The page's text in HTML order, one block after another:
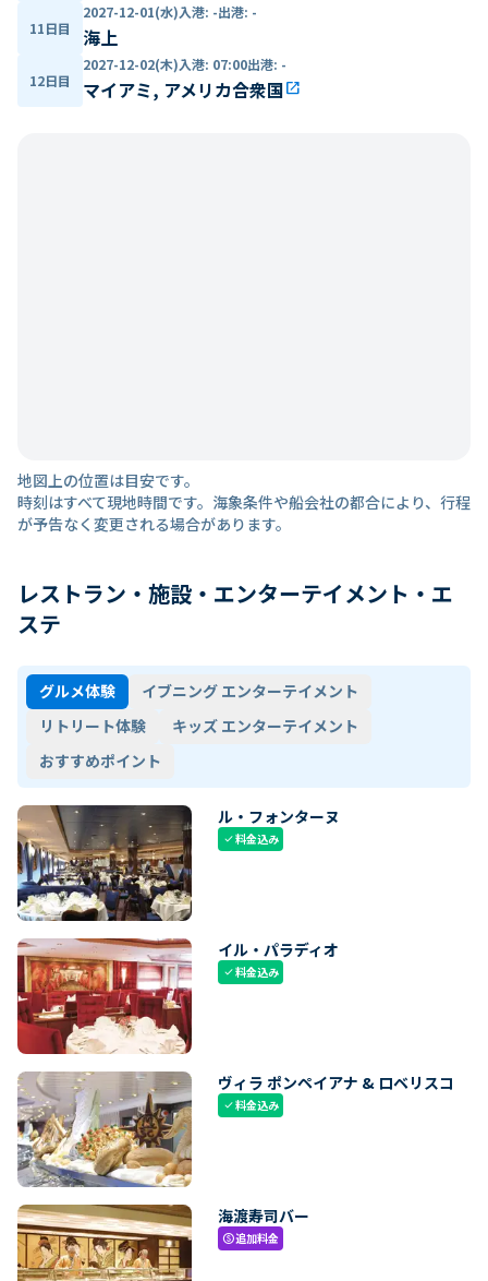
11日目
2027-12-01(水)入港: -出港: -
海上
12日目
2027-12-02(木)入港: 07:00出港: -
マイアミ, アメリカ合衆国open_in_new
地図上の位置は目安です。
時刻はすべて現地時間です。海象条件や船会社の都合により、行程
が予告なく変更される場合があります。
レストラン・施設・エンターテイメント・エ
ステ
グルメ体験
イブニング エンターテイメント
リトリート体験
キッズ エンターテイメント
おすすめポイント
ル・フォンターヌ
check料金込み
イル・パラディオ
check料金込み
ヴィラ ポンペイアナ & ロベリスコ
check料金込み
海渡寿司バー
paid追加料金